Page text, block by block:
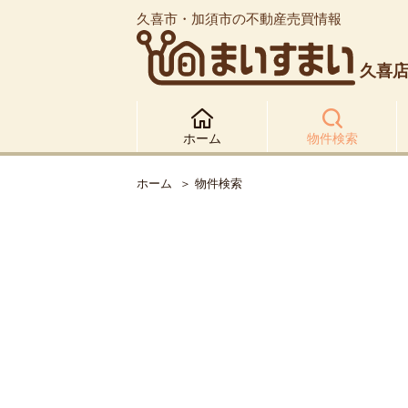
久喜市・加須市の不動産売買情報
久喜店
ホーム 物件検索
ホーム 物件検索